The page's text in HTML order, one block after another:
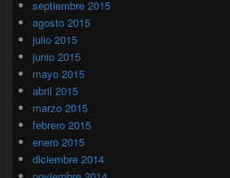
septiembre 2015
agosto 2015
julio 2015
junio 2015
mayo 2015
abril 2015
marzo 2015
febrero 2015
enero 2015
diciembre 2014